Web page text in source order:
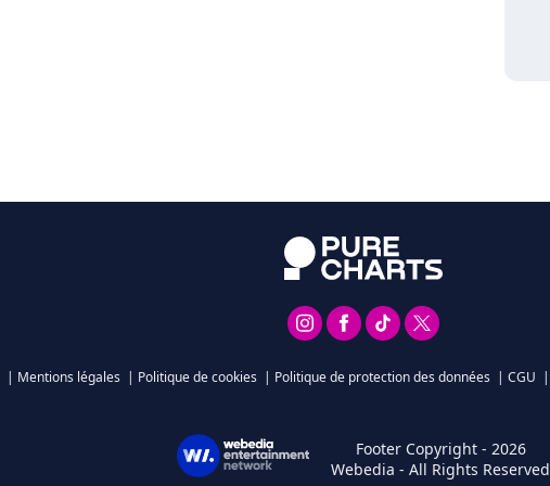
| Mentions légales | Politique de cookies | Politique de protection des données | CGU |
Footer Copyright - 2026
Webedia - All Rights Reserved